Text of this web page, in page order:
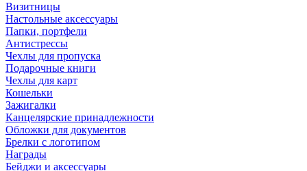
Визитницы
Настольные аксессуары
Папки, портфели
Антистрессы
Чехлы для пропуска
Подарочные книги
Чехлы для карт
Кошельки
Зажигалки
Канцелярские принадлежности
Обложки для документов
Брелки с логотипом
Награды
Бейджи и аксессуары